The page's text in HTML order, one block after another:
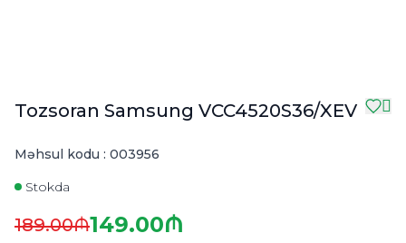
Tozsoran Samsung VCC4520S36/XEV
Məhsul kodu : 003956
Stokda
189.00₼149.00₼